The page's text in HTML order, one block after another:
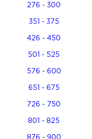
276 - 300
351 - 375
426 - 450
501 - 525
576 - 600
651 - 675
726 - 750
801 - 825
876 - 900